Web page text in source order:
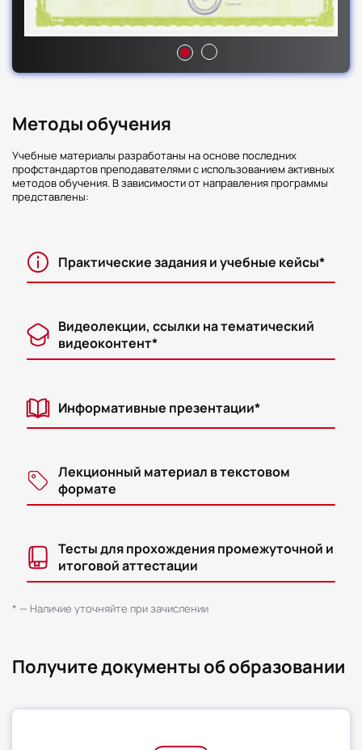
Методы обучения
Учебные материалы разработаны на основе последних
профстандартов преподавателями с использованием активных
методов обучения. В зависимости от направления программы
представлены:
Практические задания и учебные кейсы*
Видеолекции, ссылки на тематический
видеоконтент*
Информативные презентации*
Лекционный материал в текстовом
формате
Тесты для прохождения промежуточной и
итоговой аттестации
* — Наличие уточняйте при зачислении
Получите документы об образовании